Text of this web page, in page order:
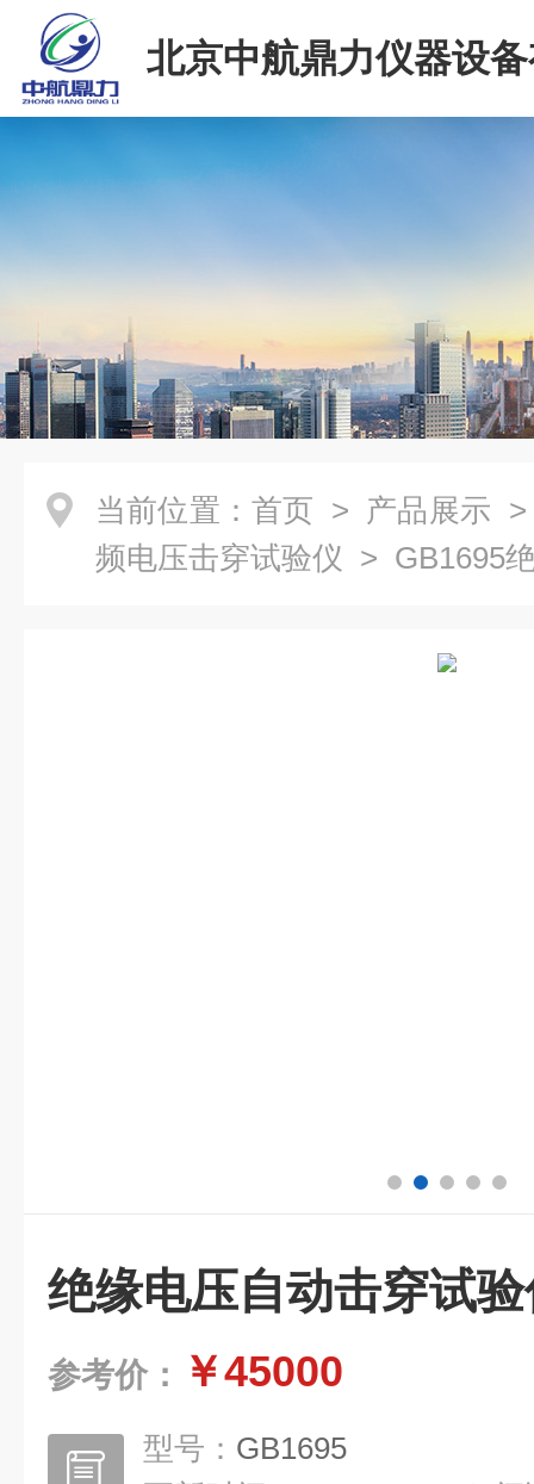
北京中航鼎力仪器设
司
当前位置： 首页 > 产品展示
频电压击穿试验仪 > GB1695
绝缘电压自动击穿试
参考价： ￥45000
型号： GB1695